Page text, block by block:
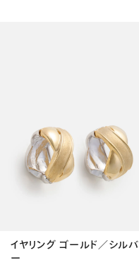
イヤリング ゴールド／シルバ
ー